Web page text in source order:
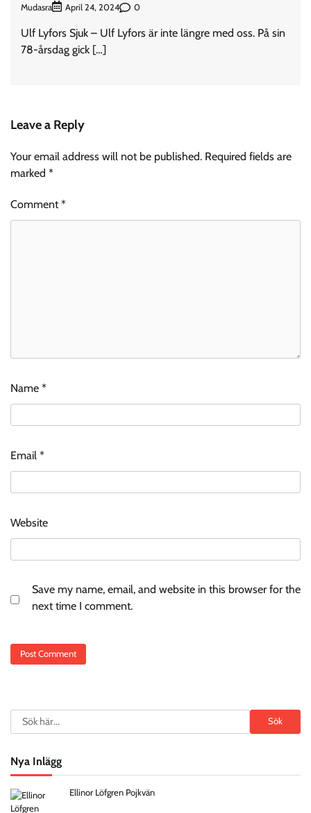
Mudasra April 24, 2024 0
Ulf Lyfors Sjuk – Ulf Lyfors är inte längre med oss. På sin
78-årsdag gick […]
Leave a Reply
Your email address will not be published. Required fields are
marked *
Comment*
Name *
Email *
Website
Save my name, email, and website in this browser for the
next time I comment.
Search Sök
Nya Inlägg
Ellinor Löfgren Pojkvän